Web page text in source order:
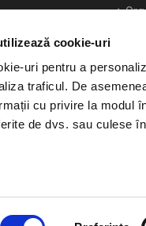
cookie-uri
uri pentru a
traficul. De
cu privire la modul
de dvs. sau culese